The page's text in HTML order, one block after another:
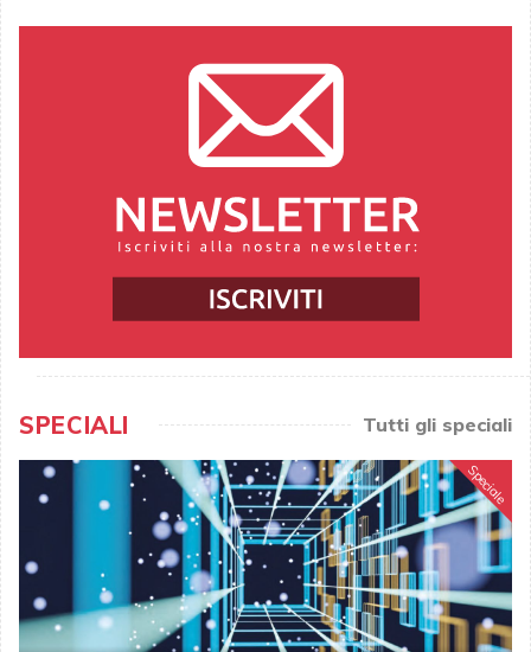
SPECIALI Tutti gli speciali
Speciale